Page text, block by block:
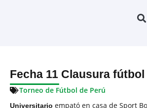
Fecha 11 Clausura fútbol
Torneo de Fútbol de Perú
Universitario empató en casa de Sport